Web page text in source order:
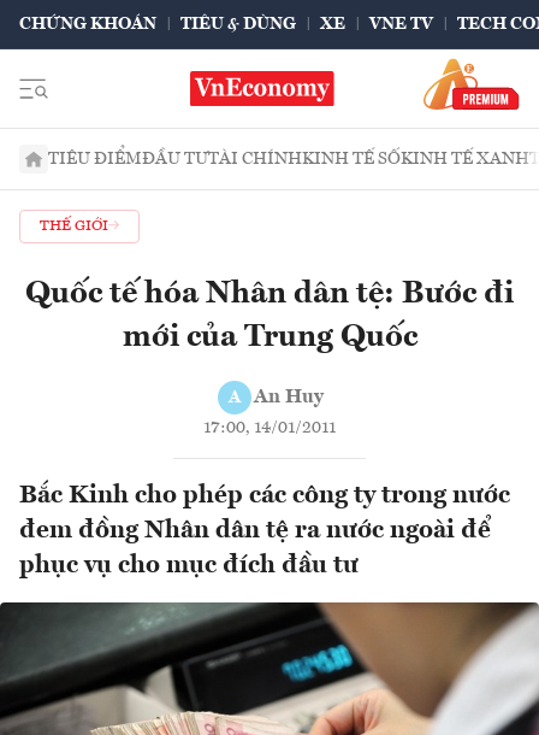
CHỨNG KHOÁN TIÊU & DÙNG XE VNE TV TECH
TIÊU ĐIỂMĐẦU TƯTÀI CHÍNHKINH TẾ SỐKINH TẾ XANH
THẾ GIỚI
Quốc tế hóa Nhân dân tệ: Bước đi
mới của Trung Quốc
A An Huy
17:00, 14/01/2011
Bắc Kinh cho phép các công ty trong nước
đem đồng Nhân dân tệ ra nước ngoài để
phục vụ cho mục đích đầu tư